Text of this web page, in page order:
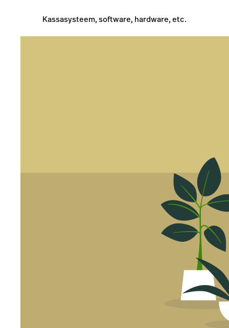
Kassasysteem, software, hardware, etc.